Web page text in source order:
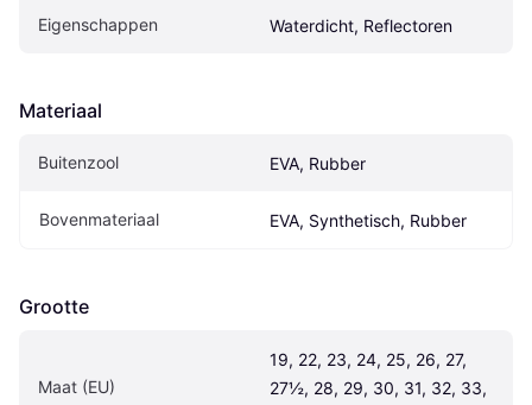
Eigenschappen Waterdicht, Reflectoren
Materiaal
Buitenzool EVA, Rubber
Bovenmateriaal EVA, Synthetisch, Rubber
Grootte
Maat (EU)
19, 22, 23, 24, 25, 26, 27,
27½, 28, 29, 30, 31, 32, 33,